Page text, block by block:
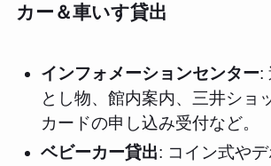
カー＆車いす貸出
インフォメーションセンター:
とし物、館内案内、三井ショ
カードの申し込み受付など。
ベビーカー貸出: コイン式や